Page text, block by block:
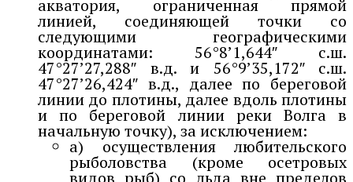
акватория, ограниченная прямой
линией, соединяющей точки со
следующими географическими
координатами: 56°8’1,644″ с.ш.
47°27’27,288″ в.д. и 56°9’35,172″ с.ш.
47°27’26,424″ в.д., далее по береговой
линии до плотины, далее вдоль плотины
и по береговой линии реки Волга в
начальную точку), за исключением:
а) осуществления любительского
рыболовства (кроме осетровых
видов рыб) со льда вне пределов